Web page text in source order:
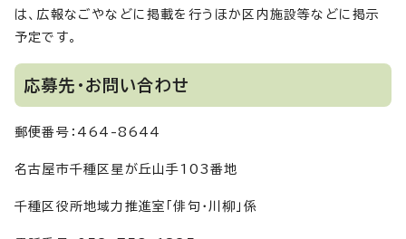
は、広報なごやなどに掲載を行うほか区内施設等などに掲示
予定です。
応募先・お問い合わせ
郵便番号：464-8644
名古屋市千種区星が丘山手103番地
千種区役所地域力推進室「俳句・川柳」係